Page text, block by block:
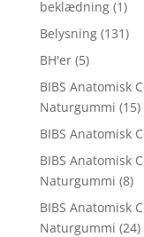
beklædning (1)
Belysning (131)
BH'er (5)
BIBS Anatomisk
Naturgummi (15)
BIBS Anatomisk
BIBS Anatomisk
Naturgummi (8)
BIBS Anatomisk
Naturgummi (24)